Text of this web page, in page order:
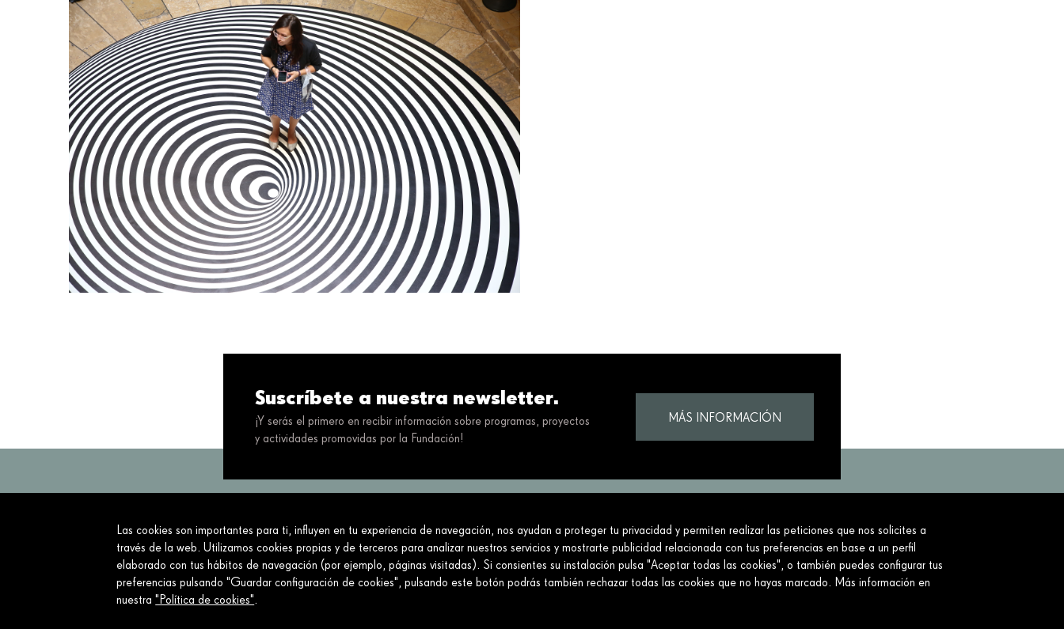
Suscríbete a nuestra newsletter.
¡Y serás el primero en recibir información sobre programas, proyectos
y actividades promovidas por la Fundación!
MÁS INFORMACIÓN
Servimos a la sociedad construyendo un futuro mejor y más justo.
Sobre nosotros
¿Qué hacemos?
Conecta Enlaces
Las cookies son importantes para ti, influyen en tu experiencia de navegación, nos ayudan a proteger tu privacidad y permiten realizar las peticiones que nos solicites a
través de la web. Utilizamos cookies propias y de terceros para analizar nuestros servicios y mostrarte publicidad relacionada con tus preferencias en base a un perfil
elaborado con tus hábitos de navegación (por ejemplo, páginas visitadas). Si consientes su instalación pulsa "Aceptar todas las cookies", o también puedes configurar tus
preferencias pulsando "Guardar configuración de cookies", pulsando este botón podrás también rechazar todas las cookies que no hayas marcado. Más información en
nuestra"Política de cookies".